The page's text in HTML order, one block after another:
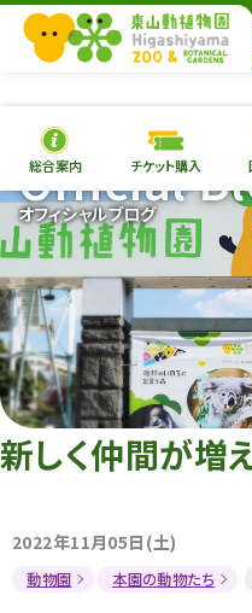
総合案内 チケット購入
オフィシャルブログ
Official
新しく仲間が
2022年11月05日(土)
動物園 本園の動物たち